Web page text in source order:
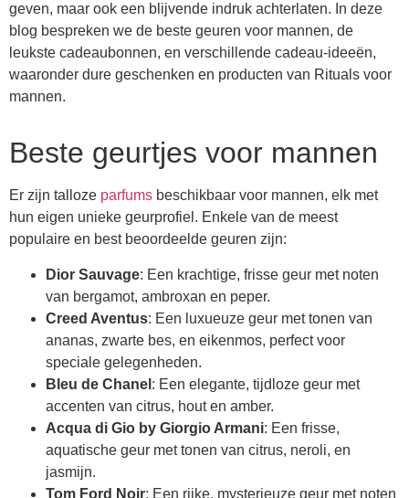
geven, maar ook een blijvende indruk achterlaten. In deze
blog bespreken we de beste geuren voor mannen, de
leukste cadeaubonnen, en verschillende cadeau-ideeën,
waaronder dure geschenken en producten van Rituals voor
mannen.
Beste geurtjes voor mannen
Er zijn talloze parfums beschikbaar voor mannen, elk met
hun eigen unieke geurprofiel. Enkele van de meest
populaire en best beoordeelde geuren zijn:
Dior Sauvage: Een krachtige, frisse geur met noten
van bergamot, ambroxan en peper.
Creed Aventus: Een luxueuze geur met tonen van
ananas, zwarte bes, en eikenmos, perfect voor
speciale gelegenheden.
Bleu de Chanel : Een elegante, tijdloze geur met
accenten van citrus, hout en amber.
Acqua di Gio by Giorgio Armani: Een frisse,
aquatische geur met tonen van citrus, neroli, en
jasmijn.
Tom Ford Noir: Een rijke, mysterieuze geur met noten